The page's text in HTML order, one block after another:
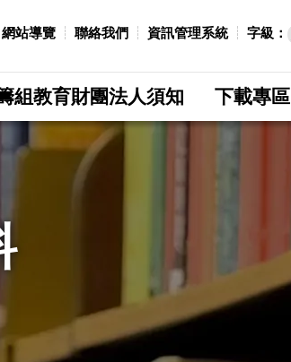
網站導覽 聯絡我們 資訊管理系統 字級：
組教育財團法人須知 下載專區